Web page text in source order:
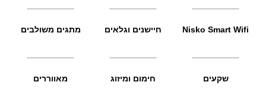
Nisko Smart Wifi חיישנים וגלאים מתגים משולבים
שקעים חימום ומיזוג מאווררים